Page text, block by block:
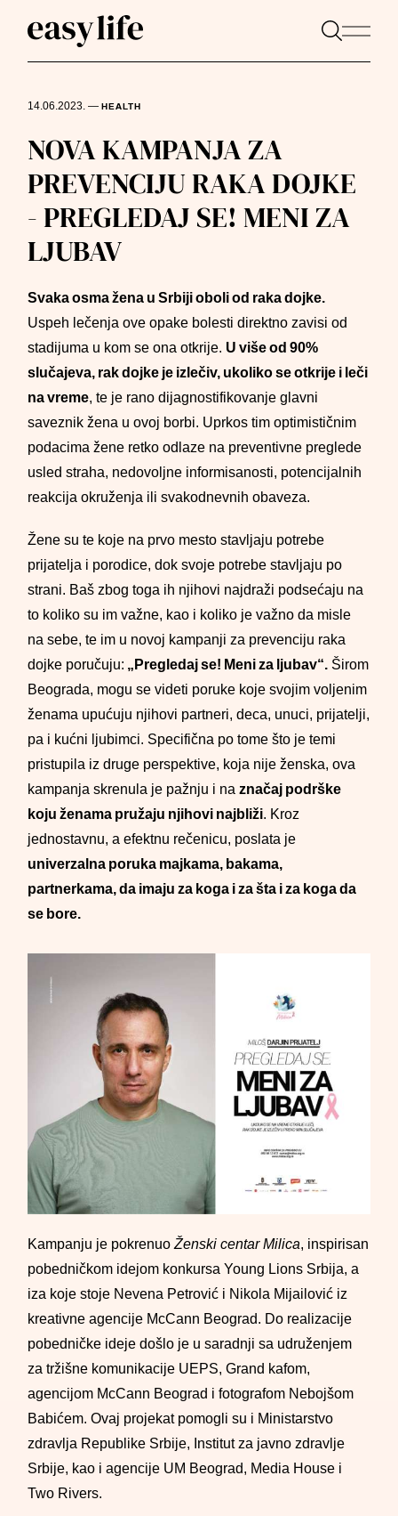
14.06.2023.—HEALTH
NOVA KAMPANJA ZA
PREVENCIJU RAKA DOJKE
- PREGLEDAJ SE! MENI ZA
LJUBAV
Svaka osma žena u Srbiji oboli od raka dojke.
Uspeh lečenja ove opake bolesti direktno zavisi od
stadijuma u kom se ona otkrije. U više od 90%
slučajeva, rak dojke je izlečiv, ukoliko se otkrije i leči
na vreme, te je rano dijagnostifikovanje glavni
saveznik žena u ovoj borbi. Uprkos tim optimističnim
podacima žene retko odlaze na preventivne preglede
usled straha, nedovoljne informisanosti, potencijalnih
reakcija okruženja ili svakodnevnih obaveza.
Žene su te koje na prvo mesto stavljaju potrebe
prijatelja i porodice, dok svoje potrebe stavljaju po
strani. Baš zbog toga ih njihovi najdraži podsećaju na
to koliko su im važne, kao i koliko je važno da misle
na sebe, te im u novoj kampanji za prevenciju raka
dojke poručuju: „Pregledaj se! Meni za ljubav“. Širom
Beograda, mogu se videti poruke koje svojim voljenim
ženama upućuju njihovi partneri, deca, unuci, prijatelji,
pa i kućni ljubimci. Specifična po tome što je temi
pristupila iz druge perspektive, koja nije ženska, ova
kampanja skrenula je pažnju i naznačaj podrške
koju ženama pružaju njihovi najbliži. Kroz
jednostavnu, a efektnu rečenicu, poslata je
univerzalna poruka majkama, bakama,
partnerkama, da imaju za koga i za šta i za koga da
se bore.
Kampanju je pokrenuoŽenski centar Milica, inspirisan
pobedničkom idejom konkursa Young Lions Srbija, a
iza koje stoje Nevena Petrović i Nikola Mijailović iz
kreativne agencije McCann Beograd. Do realizacije
pobedničke ideje došlo je u saradnji sa udruženjem
za tržišne komunikacije UEPS, Grand kafom,
agencijom McCann Beograd i fotografom Nebojšom
Babićem. Ovaj projekat pomogli su i Ministarstvo
zdravlja Republike Srbije, Institut za javno zdravlje
Srbije, kao i agencije UM Beograd, Media House i
Two Rivers.